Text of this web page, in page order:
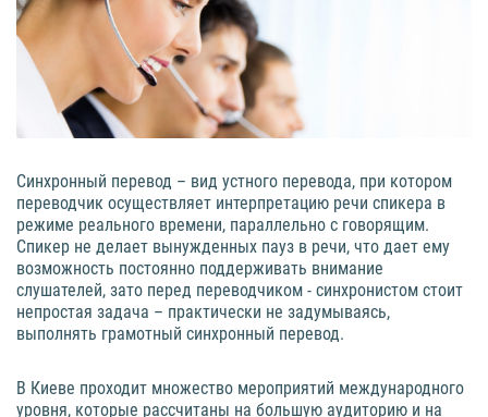
Синхронный перевод – вид устного перевода, при котором
переводчик осуществляет интерпретацию речи спикера в
режиме реального времени, параллельно с говорящим.
Спикер не делает вынужденных пауз в речи, что дает ему
возможность постоянно поддерживать внимание
слушателей, зато перед переводчиком - синхронистом стоит
непростая задача – практически не задумываясь,
выполнять грамотный синхронный перевод.
В Киеве проходит множество мероприятий международного
уровня, которые рассчитаны на большую аудиторию и на